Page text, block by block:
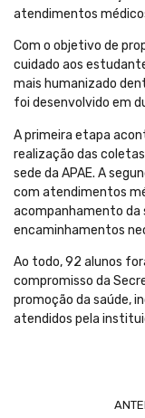
atendimentos
Com o objetivo de
cuidado aos
mais humanizado
foi desenvolvido em
A primeira etapa
realização das
sede da APAE. A
com atendimentos
acompanhamento da
encaminhamentos
Ao todo, 92 alunos
compromisso da
promoção da saúde,
atendidos pela